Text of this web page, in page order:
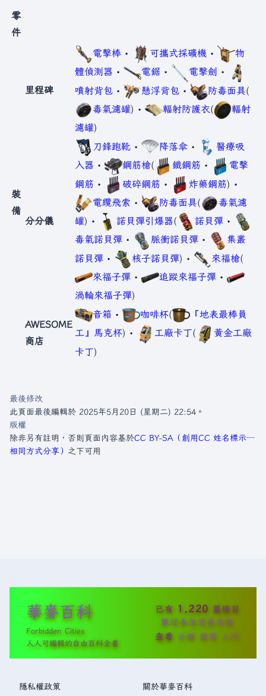
零
件
裝
備
里程碑
電擊棒 • 可攜式採礦機 •
物
體偵測器 • 電鋸 • 電擊劍
•
噴射背包 • 懸浮背包 • 防毒面具(
毒氣濾罐) • 輻射防護衣(
輻射
濾罐)
分分儀
刀鋒跑靴 • 降落傘 •
醫療吸
入器 • 鋼筋槍( 鐵鋼筋 •
電擊
鋼筋 • 破碎鋼筋 • 炸藥鋼筋) •
電纜飛索 • 防毒面具(
毒氣濾
罐) • 諾貝彈引爆器( 諾貝彈 •
毒氣諾貝彈 • 脈衝諾貝彈 •
集叢
諾貝彈 • 核子諾貝彈) • 來福槍(
來福子彈 • 追蹤來福子彈 •
渦輪來福子彈)
AWESOME
商店
音箱 • 咖啡杯(
『地表最棒員
工』馬克杯) • 工廠卡丁(
黃金工廠
卡丁)
最後修改
此頁面最後編輯於 2025年5月20日 (星期二) 22:54。
版權
除非另有註明，否則頁面內容基於CC BY-SA（創用CC 姓名標示─
相同方式分享） 之下可用
華麥百科
Forbidden Cities
人人可編輯的自由百科全書
已有 1,220 篇條目
歡迎各位完善內容
查看 分類 變更 入門
隱私權政策 關於華麥百科